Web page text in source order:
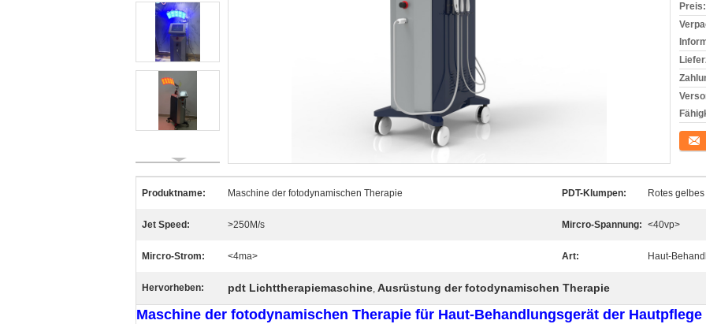
Preis:
Produktname: Maschine der fotodynamischen Therapie PDT-Klumpen: Rotes
Jet Speed: >250M/s Mircro-Spannung: <40vp>
Mircro-Strom: <4ma> Art: Haut-
Hervorheben: pdt Lichttherapiemaschine, Ausrüstung der fotodynamischen Therapie
Maschine der fotodynamischen Therapie für Haut-Behandlungsgerät der Hautpflege